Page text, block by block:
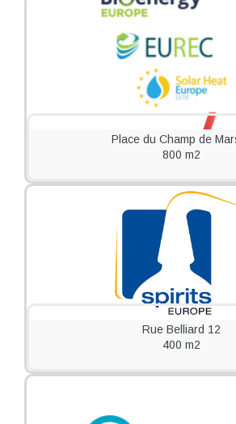
Place du Champ de
800 m2
Rue Belliard 12
400 m2